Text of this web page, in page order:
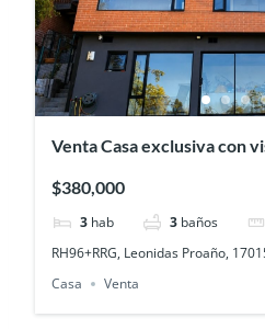
Venta Casa exclusiva con
$380,000
3 hab 3 baños
RH96+RRG, Leonidas Proaño,
Casa
Venta